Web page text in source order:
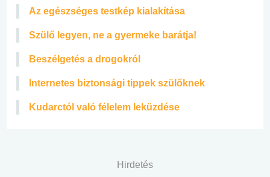
Az egészséges testkép kialakítása
Szülő legyen, ne a gyermeke barátja!
Beszélgetés a drogokról
Internetes biztonsági tippek szülőknek
Kudarctól való félelem leküzdése
Hirdetés